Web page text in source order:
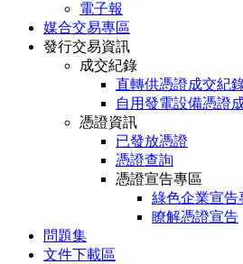
電子報
媒合交易專區
發行交易資訊
成交紀錄
直轉供憑證成交紀
自用發電設備憑證
憑證資訊
已發放憑證
憑證查詢
憑證宣告專區
綠色企業宣告
瞭解憑證宣告
問題集
文件下載區